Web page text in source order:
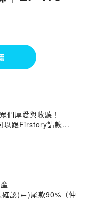
們厚愛與收聽！
以跟Firstory請款...
認(←)尾款90%（仲